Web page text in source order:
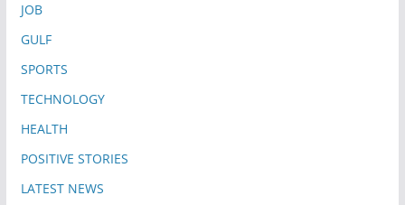
JOB
GULF
SPORTS
TECHNOLOGY
HEALTH
POSITIVE STORIES
LATEST NEWS